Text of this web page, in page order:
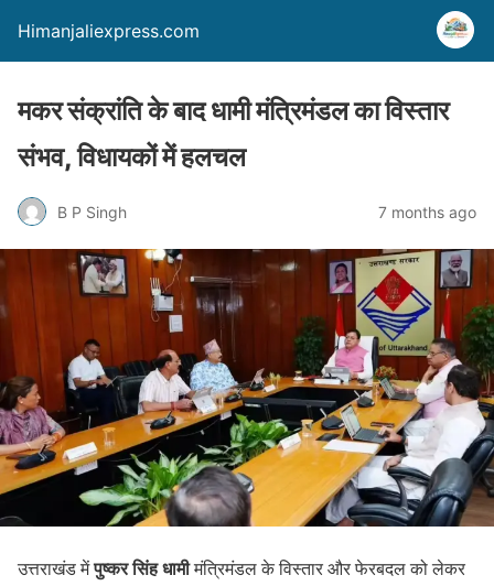
Himanjaliexpress.com
मकर संक्रांति के बाद धामी मंत्रिमंडल का विस्तार
संभव, विधायकों में हलचल
B P Singh 7 months ago
उत्तराखंड मेंपुष्कर सिंह धामीमंत्रिमंडल के विस्तार और फेरबदल को लेकर